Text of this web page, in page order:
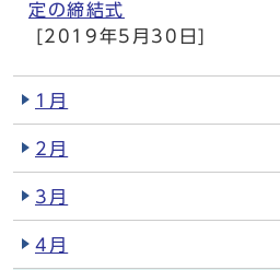
定の締結式
[2019年5月30日]
1月
2月
3月
4月